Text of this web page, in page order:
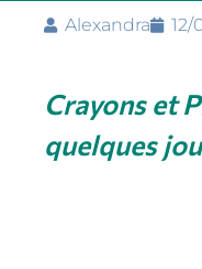
Alexandra 12/
Crayons et
quelques